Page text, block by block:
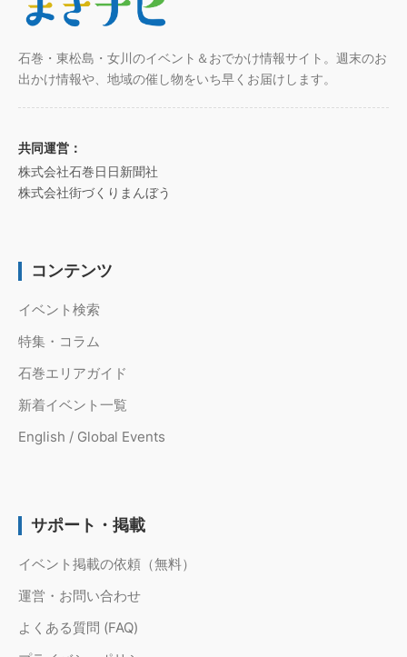
石巻・東松島・女川のイベント＆おでかけ情報サイト。週末のお
出かけ情報や、地域の催し物をいち早くお届けします。
共同運営：
株式会社石巻日日新聞社
株式会社街づくりまんぼう
コンテンツ
イベント検索
特集・コラム
石巻エリアガイド
新着イベント一覧
English / Global Events
サポート・掲載
イベント掲載の依頼（無料）
運営・お問い合わせ
よくある質問 (FAQ)